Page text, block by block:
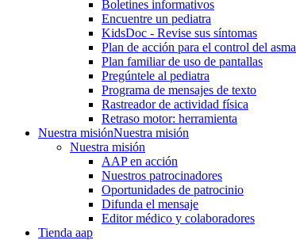
Boletines informativos
Encuentre un pediatra
KidsDoc - Revise sus síntomas
Plan de acción para el control del asma
Plan familiar de uso de pantallas
Pregúntele al pediatra
Programa de mensajes de texto
Rastre​​ador de activida​d física
Retraso motor: herramienta
Nuestra misiónNuestra misión
Nuestra misión
AAP en acción
Nuestros patrocinadores
Oportunidades de patrocinio
Difunda el mensaje
Editor médico y colaboradores
Tienda aap